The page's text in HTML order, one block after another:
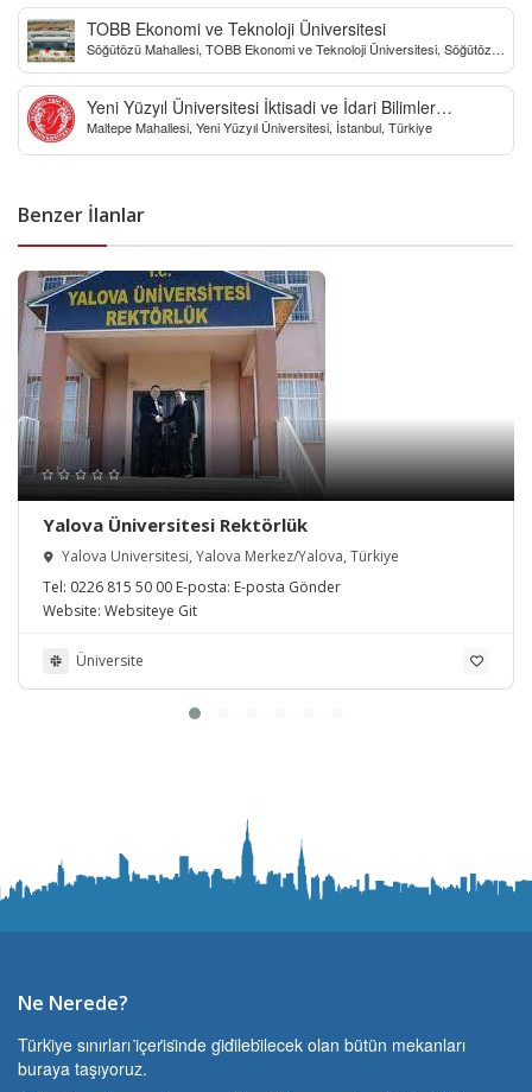
TOBB Ekonomi ve Teknoloji Üniversitesi
Söğütözü Mahallesi, TOBB Ekonomi ve Teknoloji Üniversitesi, Söğütözü
Yeni Yüzyıl Üniversitesi İktisadi ve İdari Bilimler
Fakültesi
Maltepe Mahallesi, Yeni Yüzyıl Üniversitesi, İstanbul, Türkiye
Benzer İlanlar
Yalova Üniversitesi Rektörlük
Yalova Üniversitesi, Yalova Merkez/Yalova, Türkiye
Tel: 0226 815 50 00 E-posta: E-posta Gönder
Website: Websiteye Git
Üniversite
Ne Nerede?
Türki̇ye sınırları i̇çeri̇si̇nde gi̇di̇lebi̇lecek olan bütün mekanları
buraya taşıyoruz.